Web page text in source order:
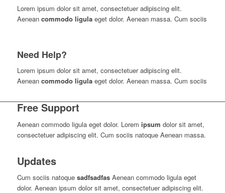
Lorem ipsum dolor sit amet, consectetuer adipiscing elit.
Aenean commodo ligulaeget dolor. Aenean massa. Cum sociis
Need Help?
Lorem ipsum dolor sit amet, consectetuer adipiscing elit.
Aenean commodo ligulaeget dolor. Aenean massa. Cum sociis
Free Support
Aenean commodo ligula eget dolor. Lorem ipsum dolor sit amet,
consectetuer adipiscing elit. Cum sociis natoque Aenean massa.
Updates
Cum sociis natoque sadfsadfasAenean commodo ligula eget
dolor. Aenean ipsum dolor sit amet, consectetuer adipiscing elit.